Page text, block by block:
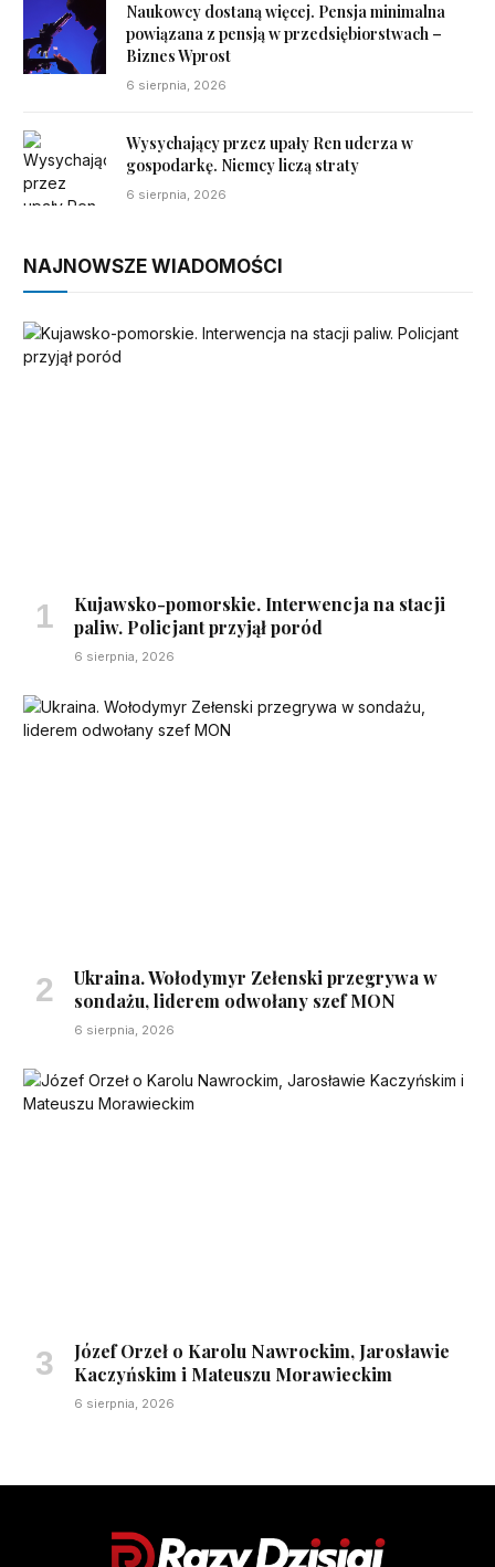
Naukowcy dostaną więcej. Pensja minimalna
powiązana z pensją w przedsiębiorstwach –
Biznes Wprost
6 sierpnia, 2026
Wysychający przez upały Ren uderza w
gospodarkę. Niemcy liczą straty
6 sierpnia, 2026
NAJNOWSZE WIADOMOŚCI
Kujawsko-pomorskie. Interwencja na stacji
paliw. Policjant przyjął poród
6 sierpnia, 2026
Ukraina. Wołodymyr Zełenski przegrywa w
sondażu, liderem odwołany szef MON
6 sierpnia, 2026
Józef Orzeł o Karolu Nawrockim, Jarosławie
Kaczyńskim i Mateuszu Morawieckim
6 sierpnia, 2026